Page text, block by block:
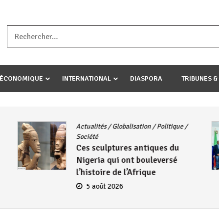
umariye umuryango wawe canke igihugu cakwibarutse
INTERNATIONAL DIASPORA TRIBUNES
CNDD-FDD/Diplomatie
Burundi – Kenya : Le CNDD-FDD
reçoit l’ambassadeur Wambuma
Henry